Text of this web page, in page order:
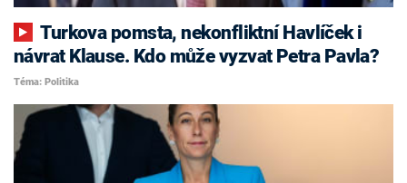
Turkova pomsta, nekonfliktní Havlíček i
návrat Klause. Kdo může vyzvat Petra Pavla?
Téma: Politika